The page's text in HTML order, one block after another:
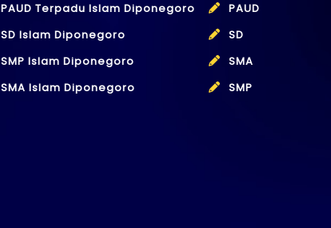
PAUD Terpadu Islam Diponegoro
SD Islam Diponegoro
SMP Islam Diponegoro
SMA Islam Diponegoro
PAUD
SD
SMA
SMP